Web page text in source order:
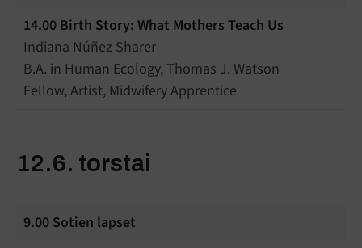
14.00 Birth Story: What Mothers Teach Us
Indiana Núñez Sharer
B.A. in Human Ecology, Thomas J. Watson
Fellow, Artist, Midwifery Apprentice
12.6. torstai
9.00 Sotien lapset